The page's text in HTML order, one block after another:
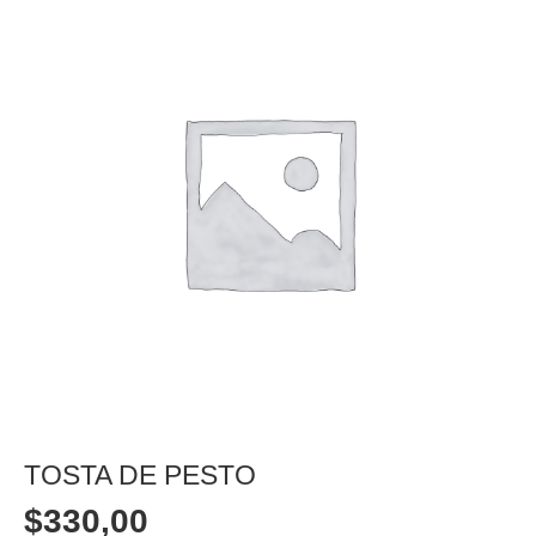
TOSTA DE PESTO
$330,00